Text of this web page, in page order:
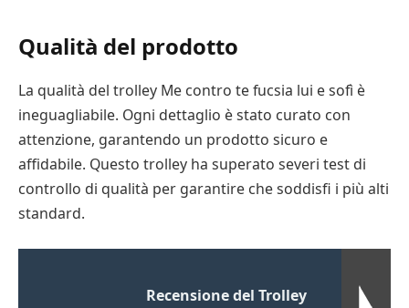
Qualità del prodotto
La qualità del trolley Me contro te fucsia lui e sofì è
ineguagliabile. Ogni dettaglio è stato curato con
attenzione, garantendo un prodotto sicuro e
affidabile. Questo trolley ha superato severi test di
controllo di qualità per garantire che soddisfi i più alti
standard.
Recensione del Trolley